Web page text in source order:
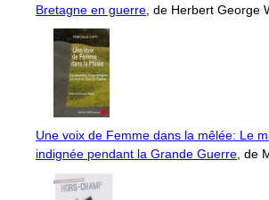
Bretagne en guerre , de Herbert George
Une voix de Femme dans la mêlée: Le
indignée pendant la Grande Guerre , de